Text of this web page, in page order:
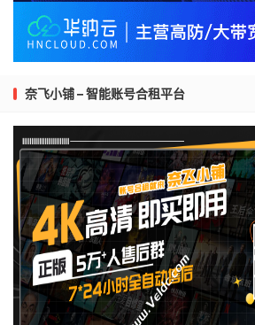
奈飞小铺 – 智能账号合租平台